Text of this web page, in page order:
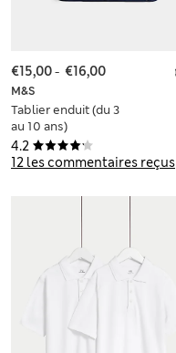
4.2
12 les commentaires reçus
M&S
Tablier enduit (du 3
au 10 ans)
€15,00- €16,00